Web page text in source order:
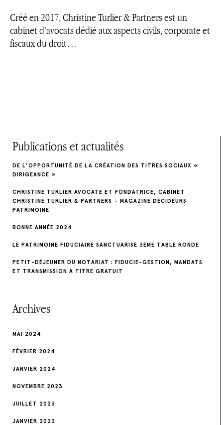
Créé en 2017, Christine Turlier & Partners est un
cabinet d’avocats dédié aux aspects civils, corporate et
fiscaux du droit…
Publications et actualités
DE L’OPPORTUNITÉ DE LA CRÉATION DES TITRES SOCIAUX «
DIRIGEANCE »
CHRISTINE TURLIER AVOCATE ET FONDATRICE, CABINET
CHRISTINE TURLIER & PARTNERS – MAGAZINE DÉCIDEURS
PATRIMOINE
BONNE ANNÉE 2024
LE PATRIMOINE FIDUCIAIRE SANCTUARISÉ 3ÈME TABLE RONDE
PETIT-DÉJEUNER DU NOTARIAT : FIDUCIE-GESTION, MANDATS
ET TRANSMISSION À TITRE GRATUIT
Archives
MAI 2024
FÉVRIER 2024
JANVIER 2024
NOVEMBRE 2023
JUILLET 2023
JANVIER 2023